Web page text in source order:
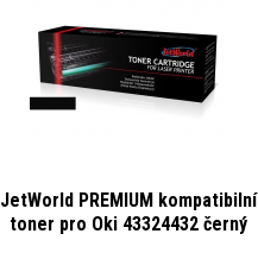
JetWorld PREMIUM kompatibilní
toner pro Oki 43324432 černý